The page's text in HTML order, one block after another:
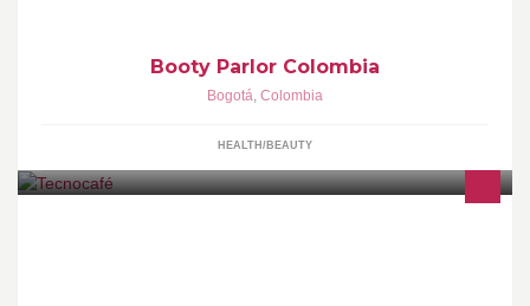
Booty Parlor Colombia
Bogotá, Colombia
HEALTH/BEAUTY